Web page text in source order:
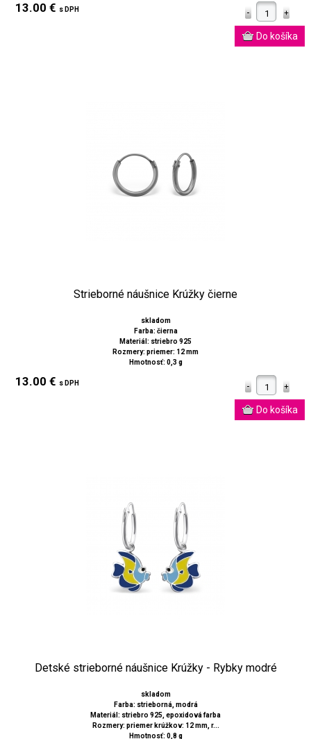
13.00 € s DPH
Strieborné náušnice Krúžky čierne
skladom
Farba: čierna
Materiál: striebro 925
Rozmery: priemer: 12 mm
Hmotnosť: 0,3 g
13.00 € s DPH
Detské strieborné náušnice Krúžky - Rybky modré
skladom
Farba: strieborná, modrá
Materiál: striebro 925, epoxidová farba
Rozmery: priemer krúžkov: 12 mm, r...
Hmotnosť: 0,8 g